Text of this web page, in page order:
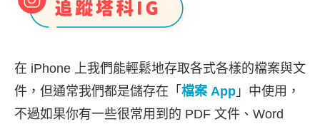
在 iPhone 上我們能輕鬆地存取各式各樣的檔案與文
件，但通常我們都是儲存在「 檔案 App 」中使用，
不過如果你有一些很常用到的 PDF 文件、Word